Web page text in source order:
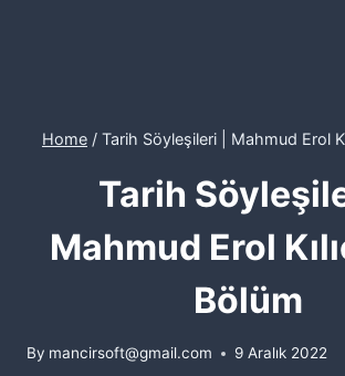
Home / Tarih Söyleşileri | Mahmud Erol
Tarih
Mahmud Erol
Bölüm
By mancirsoft@gmail.com 9 Aralık 2022